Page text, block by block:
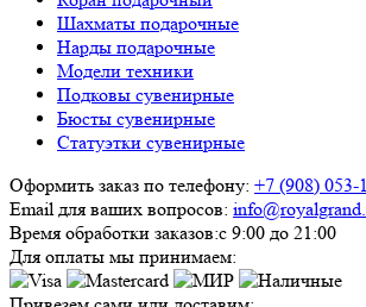
Шахматы подарочные
Нарды подарочные
Модели техники
Подковы сувенирные
Бюсты сувенирные
Статуэтки сувенирные
Оформить заказ по телефону: +7 (908) 053-
Email для ваших вопросов:
Время обработки заказов:с 9:00 до 21:00
Для оплаты мы принимаем: